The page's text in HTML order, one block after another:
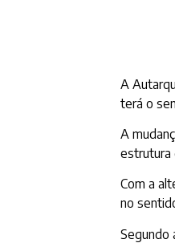
A
terá o
A
estrutura
Com a
no
Segundo